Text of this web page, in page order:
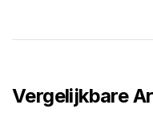
Vergelijkbare